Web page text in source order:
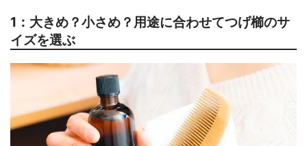
1：大きめ？小さめ？用途に合わせてつげ櫛のサ
イズを選ぶ